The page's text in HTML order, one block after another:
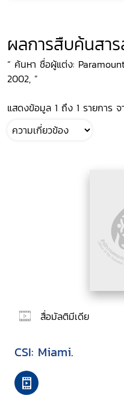
ผลการสืบค้นสา
“ ค้นหา ชื่อผู้แต่ง:
2002, ”
แสดงข้อมูล 1 ถึง 1 รายการ
สื่อมัลติมีเดีย
CSI: Miami.